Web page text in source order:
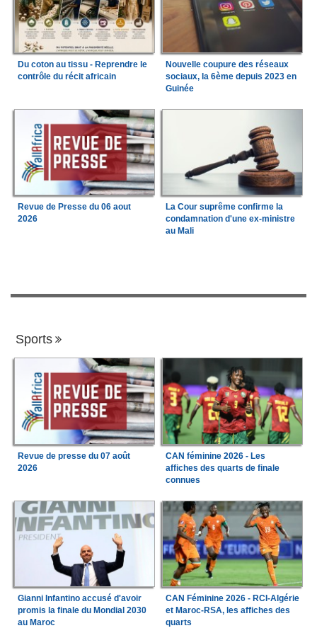
Du coton au tissu - Reprendre le
contrôle du récit africain
Nouvelle coupure des réseaux
sociaux, la 6ème depuis 2023 en
Guinée
Revue de Presse du 06 aout
2026
La Cour suprême confirme la
condamnation d'une ex-ministre
au Mali
Sports
Revue de presse du 07 août
2026
CAN féminine 2026 - Les
affiches des quarts de finale
connues
Gianni Infantino accusé d'avoir
promis la finale du Mondial 2030
au Maroc
CAN Féminine 2026 - RCI-Algérie
et Maroc-RSA, les affiches des
quarts